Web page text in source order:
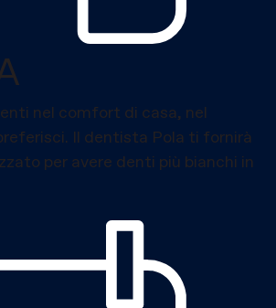
nel comfort di casa, nel
Il dentista Pola ti fornirà
per avere denti più bianchi in